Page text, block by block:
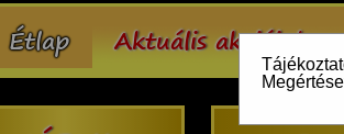
Étlap Aktuális akcióink